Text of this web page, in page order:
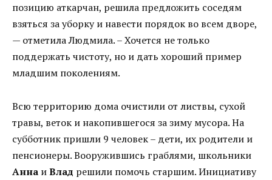
позицию аткарчан, решила предложить соседям
взяться за уборку и навести порядок во всем дворе,
— отметила Людмила. – Хочется не только
поддержать чистоту, но и дать хороший пример
младшим поколениям.
Всю территорию дома очистили от листвы, сухой
травы, веток и накопившегося за зиму мусора. На
субботник пришли 9 человек – дети, их родители и
пенсионеры. Вооружившись граблями, школьники
Анна иВлад решили помочь старшим. Инициативу